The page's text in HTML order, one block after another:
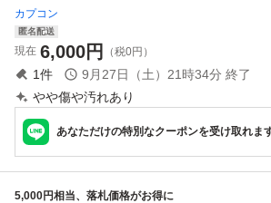
カプコン
匿名配送
現在 6,000円 （税0円）
1件 9月27日（土）21時34分 終了
やや傷や汚れあり
あなただけの特別なクーポンを受け取れま
5,000円相当、落札価格がお得に